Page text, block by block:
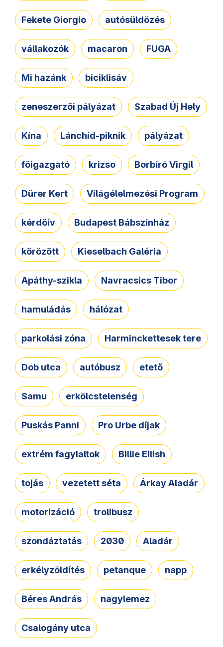
Fekete Giorgio autósüldözés
vállakozók macaron FUGA
Mi hazánk biciklisáv
zeneszerzői pályázat Szabad Új Hely
Kína Lánchíd-piknik pályázat
főigazgató krizso Borbíró Virgil
Dürer Kert Világélelmezési Program
kérdőív Budapest Bábszínház
körözött Kieselbach Galéria
Apáthy-szikla Navracsics Tibor
hamuládás hálózat
parkolási zóna Harminckettesek tere
Dob utca autóbusz etető
Samu erkölcstelenség
Puskás Panni Pro Urbe díjak
extrém fagylaltok Billie Eilish
tojás vezetett séta Árkay Aladár
motorizáció trolibusz
szondáztatás 2030 Aladár
erkélyzöldítés petanque napp
Béres András nagylemez
Csalogány utca